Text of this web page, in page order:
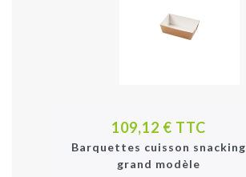
109,12 € TTC
Barquettes cuisson snacking
grand modèle